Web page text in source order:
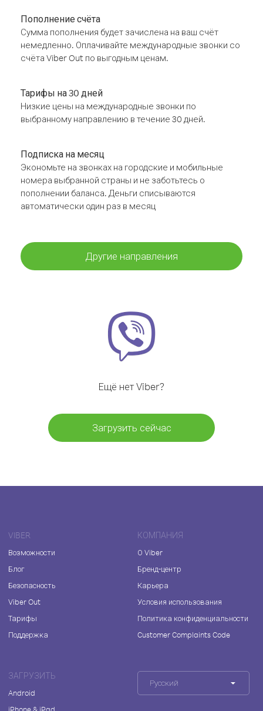
Пополнение счёта
Сумма пополнения будет зачислена на ваш счёт
немедленно. Оплачивайте международные звонки со
счёта Viber Out по выгодным ценам.
Тарифы на 30 дней
Низкие цены на международные звонки по
выбранному направлению в течение 30 дней.
Подписка на месяц
Экономьте на звонках на городские и мобильные
номера выбранной страны и не заботьтесь о
пополнении баланса. Деньги списываются
автоматически один раз в месяц
Другие направления
Ещё нет Viber?
Загрузить сейчас
VIBER
Возможности
Блог
Безопасность
Viber Out
Тарифы
Поддержка
КОМПАНИЯ
О Viber
Бренд-центр
Карьера
Условия использования
Политика конфиденциальности
Customer Complaints Code
ЗАГРУЗИТЬ
Android
Русский